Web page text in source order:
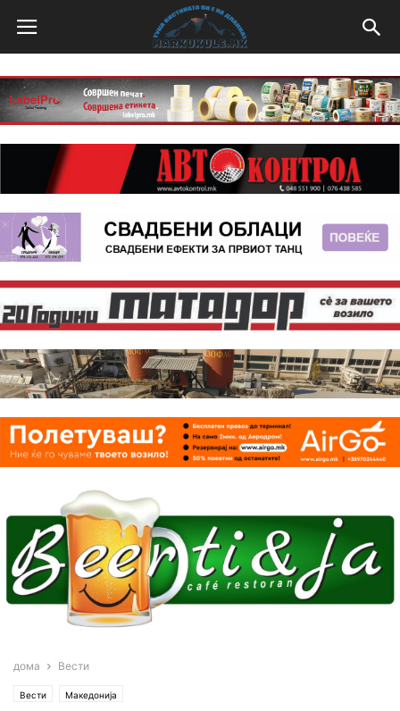
дома Вести
Вести Македонија